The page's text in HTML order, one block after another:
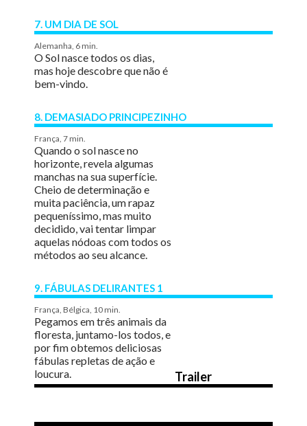
7. UM DIA DE SOL
Alemanha, 6 min.
O Sol nasce todos os dias,
mas hoje descobre que não é
bem-vindo.
8. DEMASIADO PRINCIPEZINHO
França, 7 min.
Quando o sol nasce no
horizonte, revela algumas
manchas na sua superfície.
Cheio de determinação e
muita paciência, um rapaz
pequeníssimo, mas muito
decidido, vai tentar limpar
aquelas nódoas com todos os
métodos ao seu alcance.
9. FÁBULAS DELIRANTES 1
França, Bélgica, 10 min.
Pegamos em três animais da
floresta, juntamo-los todos, e
por fim obtemos deliciosas
fábulas repletas de ação e
loucura.
Trailer